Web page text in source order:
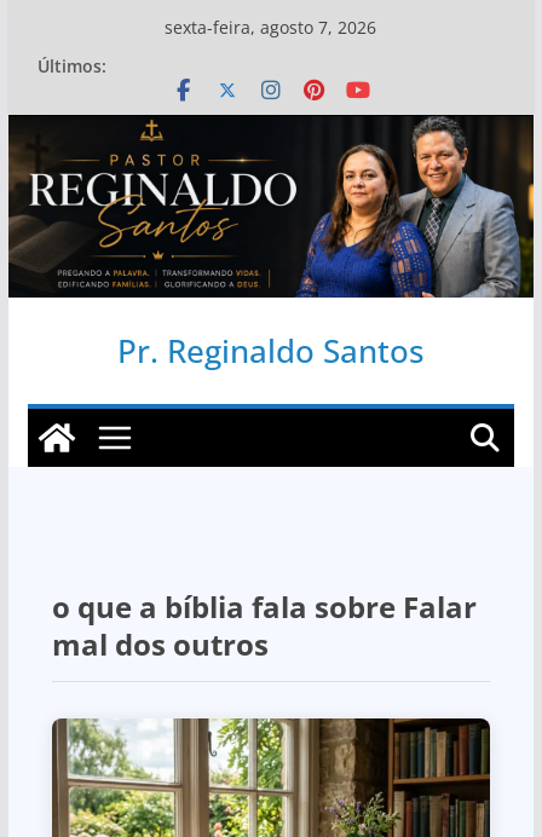
conteúdo
sexta-feira, agosto 7, 2026
Últimos:
Pr. Reginaldo Santos
o que a bíblia fala sobre Falar
mal dos outros